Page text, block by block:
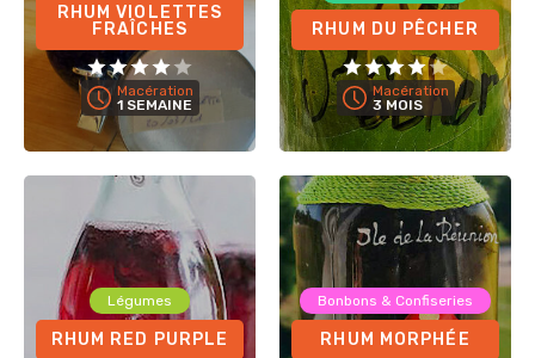
RHUM VIOLETTES
FRAÎCHES
Macération
1 SEMAINE
RHUM DU PÊCHER
Macération
3 MOIS
Légumes
RHUM RED PURPLE
Bonbons & Confiseries
RHUM MORPHÉE